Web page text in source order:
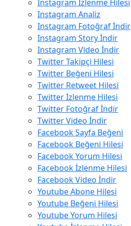
Instagram İzlenme Hilesi
Instagram Analiz
Instagram Fotoğraf İndir
Instagram Story İndir
Instagram Video İndir
Twitter Takipçi Hilesi
Twitter Beğeni Hilesi
Twitter Retweet Hilesi
Twitter İzlenme Hilesi
Twitter Fotoğraf İndir
Twitter Video İndir
Facebook Sayfa Beğeni
Facebook Beğeni Hilesi
Facebook Yorum Hilesi
Facebook İzlenme Hilesi
Facebook Video İndir
Youtube Abone Hilesi
Youtube Beğeni Hilesi
Youtube Yorum Hilesi